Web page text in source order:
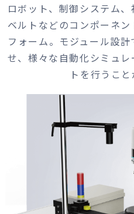
ロボット、制御システム
ベルトなどのコンポーネ
フォーム。 モジュール設
せ、様々な自動化シミュ
トを行うこと